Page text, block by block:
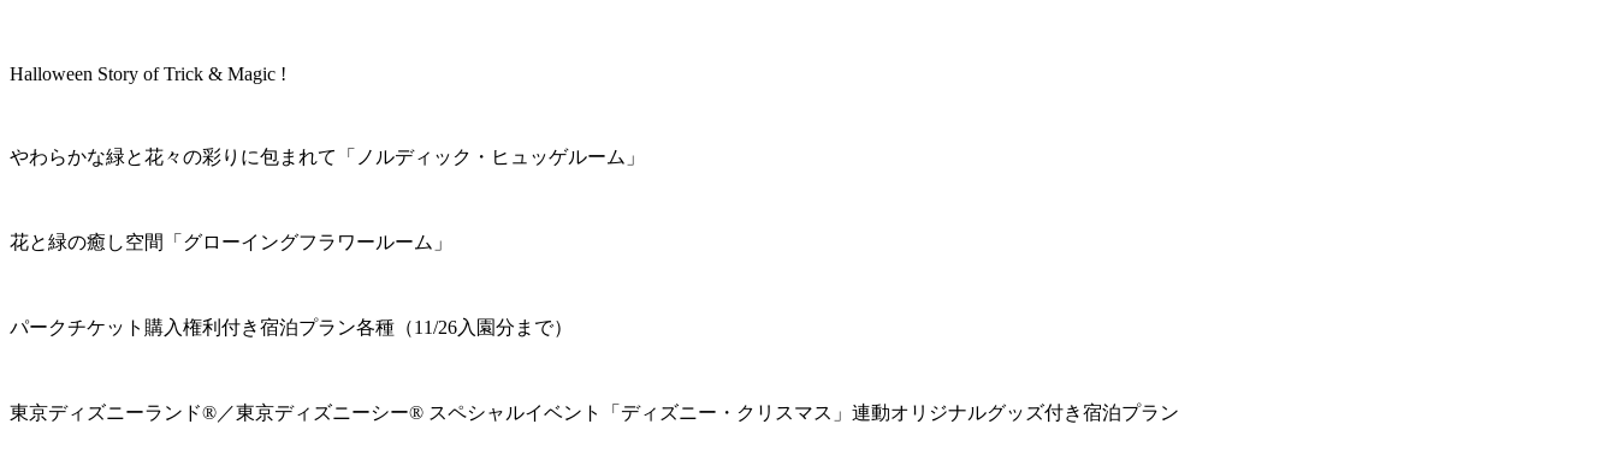
Halloween Story of Trick & Magic !
やわらかな緑と花々の彩りに包まれて「ノルディック・ヒュッゲルーム」
花と緑の癒し空間「グローイングフラワールーム」
パークチケット購入権利付き宿泊プラン各種（11/26入園分まで）
東京ディズニーランド®／東京ディズニーシー® スペシャルイベント「ディズニー・クリスマス」連動オリジナルグッズ付き宿泊プラン